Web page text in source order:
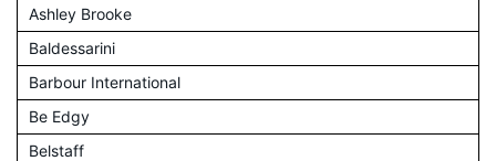
Ashley Brooke
Baldessarini
Barbour International
Be Edgy
Belstaff